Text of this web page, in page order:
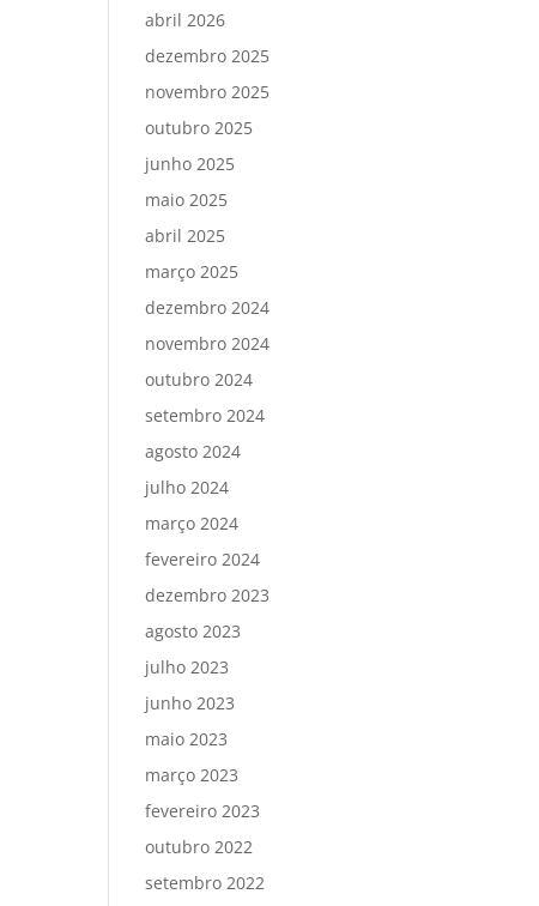
abril 2026
dezembro 2025
novembro 2025
outubro 2025
junho 2025
maio 2025
abril 2025
março 2025
dezembro 2024
novembro 2024
outubro 2024
setembro 2024
agosto 2024
julho 2024
março 2024
fevereiro 2024
dezembro 2023
agosto 2023
julho 2023
junho 2023
maio 2023
março 2023
fevereiro 2023
outubro 2022
setembro 2022